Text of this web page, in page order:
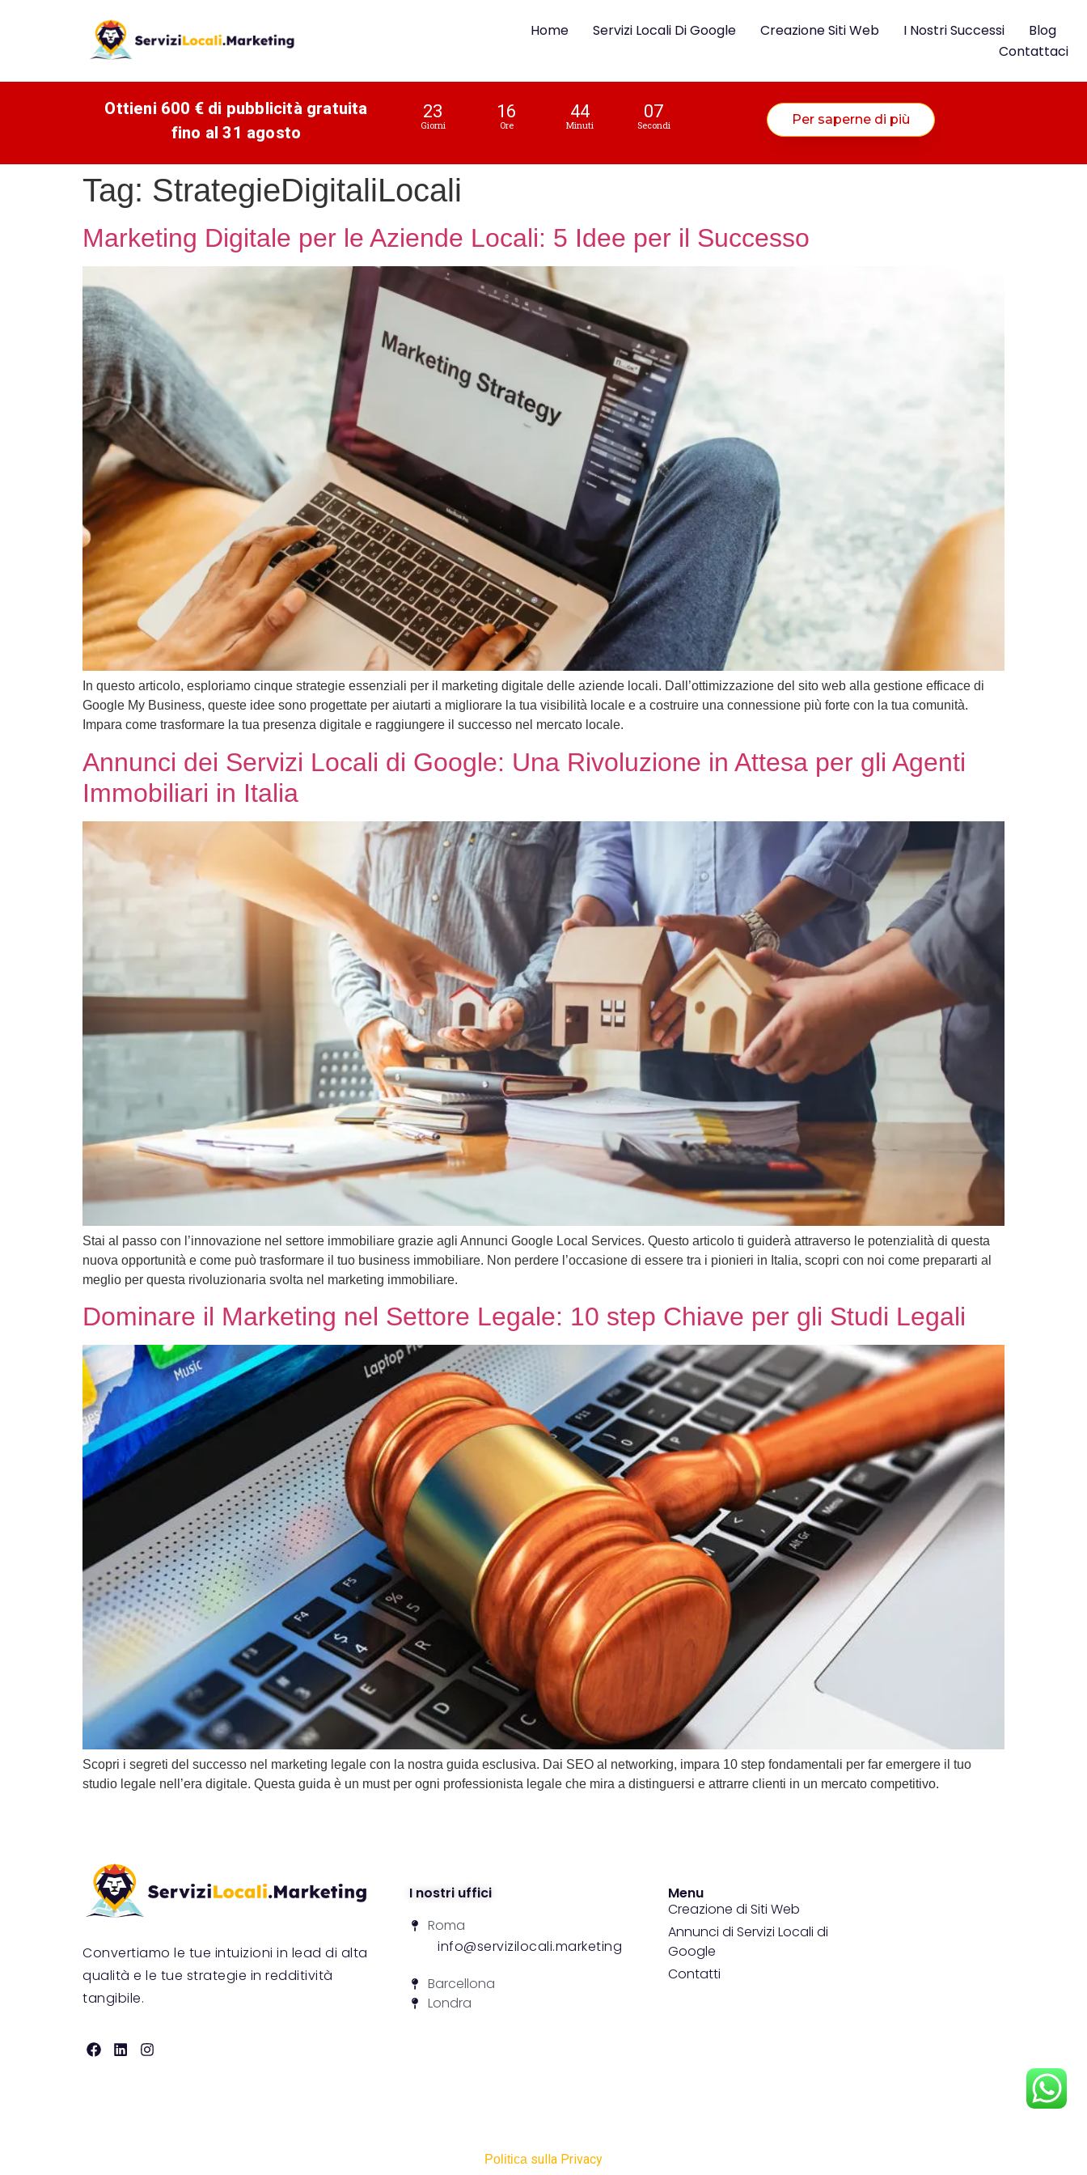
Home Servizi Locali Di Google Creazione Siti Web I Nostri Successi
Blog
Contattaci
Ottieni 600 € di pubblicità gratuita
fino al 31 agosto
23
Giorni
16
Ore
44
Minuti
06
Secondi Per saperne di più
Tag: StrategieDigitaliLocali
Marketing Digitale per le Aziende Locali: 5 Idee per il Successo
In questo articolo, esploriamo cinque strategie essenziali per il marketing digitale delle aziende locali. Dall’ottimizzazione del sito web alla gestione efficace di
Google My Business, queste idee sono progettate per aiutarti a migliorare la tua visibilità locale e a costruire una connessione più forte con la tua comunità.
Impara come trasformare la tua presenza digitale e raggiungere il successo nel mercato locale.
Annunci dei Servizi Locali di Google: Una Rivoluzione in Attesa per gli Agenti
Immobiliari in Italia
Stai al passo con l’innovazione nel settore immobiliare grazie agli Annunci Google Local Services. Questo articolo ti guiderà attraverso le potenzialità di questa
nuova opportunità e come può trasformare il tuo business immobiliare. Non perdere l’occasione di essere tra i pionieri in Italia, scopri con noi come prepararti al
meglio per questa rivoluzionaria svolta nel marketing immobiliare.
Dominare il Marketing nel Settore Legale: 10 step Chiave per gli Studi Legali
Scopri i segreti del successo nel marketing legale con la nostra guida esclusiva. Dai SEO al networking, impara 10 step fondamentali per far emergere il tuo
studio legale nell’era digitale. Questa guida è un must per ogni professionista legale che mira a distinguersi e attrarre clienti in un mercato competitivo.
Convertiamo le tue intuizioni in lead di alta
qualità e le tue strategie in redditività
tangibile.
I nostri uffici
Roma
info@servizilocali.marketing
Barcellona
Londra
Menu
Creazione di Siti Web
Annunci di Servizi Locali di
Google
Contatti
Politica sulla Privacy